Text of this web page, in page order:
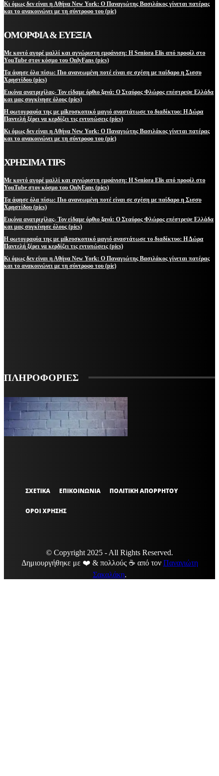
Κι όμως δεν είναι η Αθήνα New York: Ο Παναγιώτης Βασιλάκος γίνεται πατέρας
και το ανακοινώνει με τη σύντροφο του (pic)
ΟΜΟΡΦΙΑ & ΕΥΕΞΙΑ
Με κοντό αγορέ μαλλί και αγνώριστη εμφάνιση: Η Seniora Elis από προφίλ στο
YouTube στον κόσμο του OnlyFans (pics)
Τα άφησε όλα πίσω: Πιο ανανεωμένη ποτέ είναι σε σχέση με παίδαρο η Σισσυ
Χρηστίδου (pics)
Εικόνα ανατριχίλας- Τον είδαμε όρθιο ξανά: Ο Σταύρος Φλώρος επέστρεψε Ελλάδα
και μας συγκίνησε όλους (pics)
Η φωτογραφία της με μikroσκοπικό μαγιό αναστάτωσε το διαδίκτυο: Η Δώρα
Παντελή ξέρει να κερδίζει τις εντυπώσεις (pics)
Κι όμως δεν είναι η Αθήνα New York: Ο Παναγιώτης Βασιλάκος γίνεται πατέρας
και το ανακοινώνει με τη σύντροφο του (pic)
ΧΡΗΣΙΜΑ TIPS
Με κοντό αγορέ μαλλί και αγνώριστη εμφάνιση: Η Seniora Elis από προφίλ στο
YouTube στον κόσμο του OnlyFans (pics)
Τα άφησε όλα πίσω: Πιο ανανεωμένη ποτέ είναι σε σχέση με παίδαρο η Σισσυ
Χρηστίδου (pics)
Εικόνα ανατριχίλας- Τον είδαμε όρθιο ξανά: Ο Σταύρος Φλώρος επέστρεψε Ελλάδα
και μας συγκίνησε όλους (pics)
Η φωτογραφία της με μikroσκοπικό μαγιό αναστάτωσε το διαδίκτυο: Η Δώρα
Παντελή ξέρει να κερδίζει τις εντυπώσεις (pics)
Κι όμως δεν είναι η Αθήνα New York: Ο Παναγιώτης Βασιλάκος γίνεται πατέρας
και το ανακοινώνει με τη σύντροφο του (pic)
ΠΛΗΡΟΦΟΡΙΕΣ
VARiEMAi
OFFICIAL
ΣΧΕΤΙΚΑ ΕΠΙΚΟΙΝΩΝΙΑ ΠΟΛΙΤΙΚΗ ΑΠΟΡΡΗΤΟΥ
ΟΡΟΙ ΧΡΗΣΗΣ
© Copyright 2025 - All Rights Reserved.
Δημιουργήθηκε με ❤️ & πολλούς ☕ από τον Παναγιώτη
Σακαλάκη.